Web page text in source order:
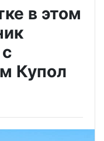
в этом
Купол